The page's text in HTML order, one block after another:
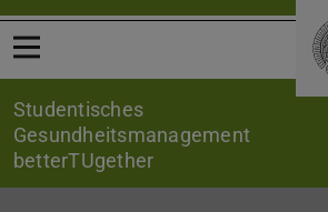
Menü öffnen
Studentisches
Gesundheitsmanagement
betterTUgether